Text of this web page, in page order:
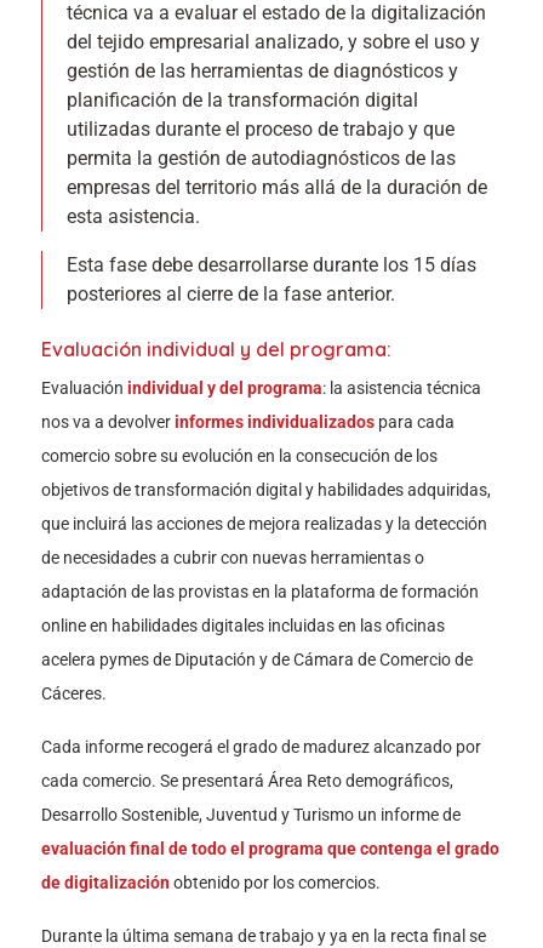
técnica va a evaluar el estado de la digitalización
del tejido empresarial analizado, y sobre el uso y
gestión de las herramientas de diagnósticos y
planificación de la transformación digital
utilizadas durante el proceso de trabajo y que
permita la gestión de autodiagnósticos de las
empresas del territorio más allá de la duración de
esta asistencia.
Esta fase debe desarrollarse durante los 15 días
posteriores al cierre de la fase anterior.
Evaluación individual y del programa:
Evaluación individual y del programa: la asistencia técnica
nos va a devolverinformes individualizadospara cada
comercio sobre su evolución en la consecución de los
objetivos de transformación digital y habilidades adquiridas,
que incluirá las acciones de mejora realizadas y la detección
de necesidades a cubrir con nuevas herramientas o
adaptación de las provistas en la plataforma de formación
online en habilidades digitales incluidas en las oficinas
acelera pymes de Diputación y de Cámara de Comercio de
Cáceres.
Cada informe recogerá el grado de madurez alcanzado por
cada comercio. Se presentará Área Reto demográficos,
Desarrollo Sostenible, Juventud y Turismo un informe de
evaluación final de todo el programa que contenga el grado
de digitalizaciónobtenido por los comercios.
Durante la última semana de trabajo y ya en la recta final se